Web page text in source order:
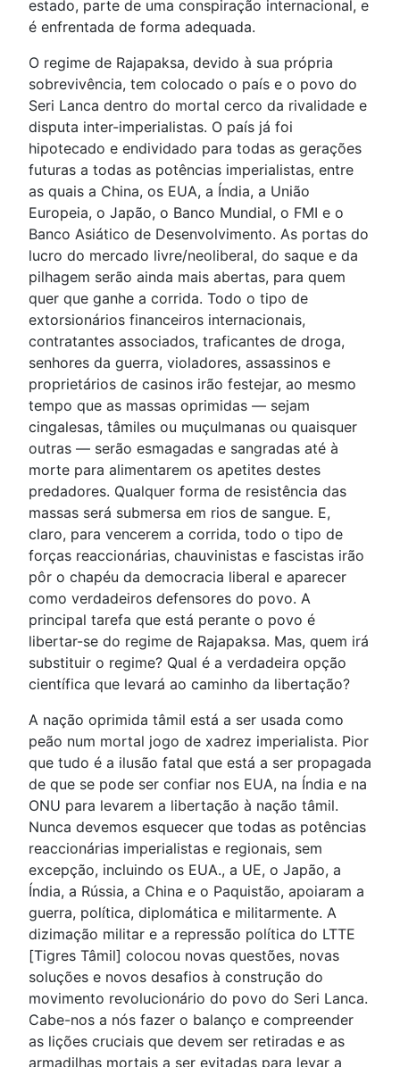
estado, parte de uma conspiração internacional, e
é enfrentada de forma adequada.
O regime de Rajapaksa, devido à sua própria
sobrevivência, tem colocado o país e o povo do
Seri Lanca dentro do mortal cerco da rivalidade e
disputa inter-imperialistas. O país já foi
hipotecado e endividado para todas as gerações
futuras a todas as potências imperialistas, entre
as quais a China, os EUA, a Índia, a União
Europeia, o Japão, o Banco Mundial, o FMI e o
Banco Asiático de Desenvolvimento. As portas do
lucro do mercado livre/neoliberal, do saque e da
pilhagem serão ainda mais abertas, para quem
quer que ganhe a corrida. Todo o tipo de
extorsionários financeiros internacionais,
contratantes associados, traficantes de droga,
senhores da guerra, violadores, assassinos e
proprietários de casinos irão festejar, ao mesmo
tempo que as massas oprimidas — sejam
cingalesas, tâmiles ou muçulmanas ou quaisquer
outras — serão esmagadas e sangradas até à
morte para alimentarem os apetites destes
predadores. Qualquer forma de resistência das
massas será submersa em rios de sangue. E,
claro, para vencerem a corrida, todo o tipo de
forças reaccionárias, chauvinistas e fascistas irão
pôr o chapéu da democracia liberal e aparecer
como verdadeiros defensores do povo. A
principal tarefa que está perante o povo é
libertar-se do regime de Rajapaksa. Mas, quem irá
substituir o regime? Qual é a verdadeira opção
científica que levará ao caminho da libertação?
A nação oprimida tâmil está a ser usada como
peão num mortal jogo de xadrez imperialista. Pior
que tudo é a ilusão fatal que está a ser propagada
de que se pode ser confiar nos EUA, na Índia e na
ONU para levarem a libertação à nação tâmil.
Nunca devemos esquecer que todas as potências
reaccionárias imperialistas e regionais, sem
excepção, incluindo os EUA., a UE, o Japão, a
Índia, a Rússia, a China e o Paquistão, apoiaram a
guerra, política, diplomática e militarmente. A
dizimação militar e a repressão política do LTTE
[Tigres Tâmil] colocou novas questões, novas
soluções e novos desafios à construção do
movimento revolucionário do povo do Seri Lanca.
Cabe-nos a nós fazer o balanço e compreender
as lições cruciais que devem ser retiradas e as
armadilhas mortais a ser evitadas para levar a